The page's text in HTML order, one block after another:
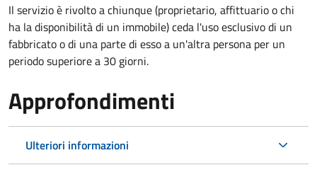
Il servizio è rivolto a chiunque (proprietario, affittuario o chi
ha la disponibilità di un immobile) ceda l'uso esclusivo di un
fabbricato o di una parte di esso a un'altra persona per un
periodo superiore a 30 giorni.
Approfondimenti
Ulteriori informazioni